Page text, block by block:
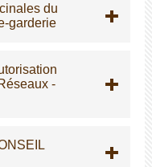
du
garderie
-